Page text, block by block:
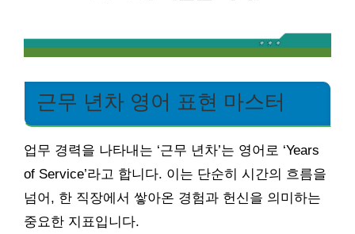
근무 년차 영어 표현 마스터
업무 경력을 나타내는 ‘근무 년차’는 영어로 ‘Years
of Service’라고 합니다. 이는 단순히 시간의 흐름을
넘어, 한 직장에서 쌓아온 경험과 헌신을 의미하는
중요한 지표입니다.